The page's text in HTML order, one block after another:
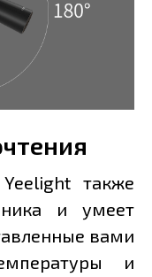
также
и умеет
вами
и